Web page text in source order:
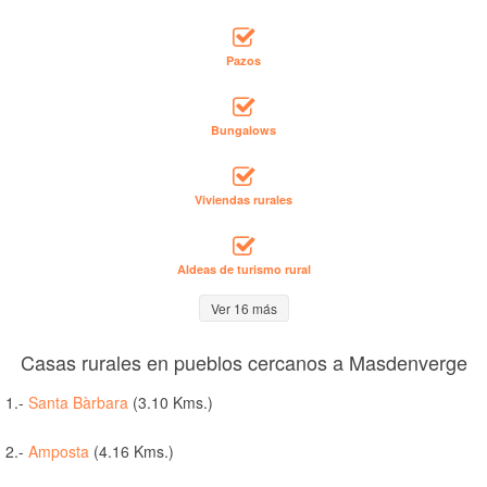
Pazos
Bungalows
Viviendas rurales
Aldeas de turismo rural
Ver 16 más
Casas rurales en pueblos cercanos a Masdenverge
1.- Santa Bàrbara (3.10 Kms.)
2.- Amposta (4.16 Kms.)